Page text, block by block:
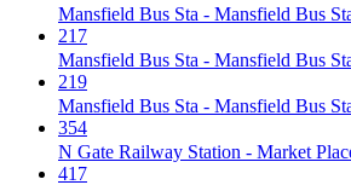
Mansfield Bus Sta - Mansfield Bus
217
Mansfield Bus Sta - Mansfield Bus
219
Mansfield Bus Sta - Mansfield Bus
354
N Gate Railway Station - Market
417